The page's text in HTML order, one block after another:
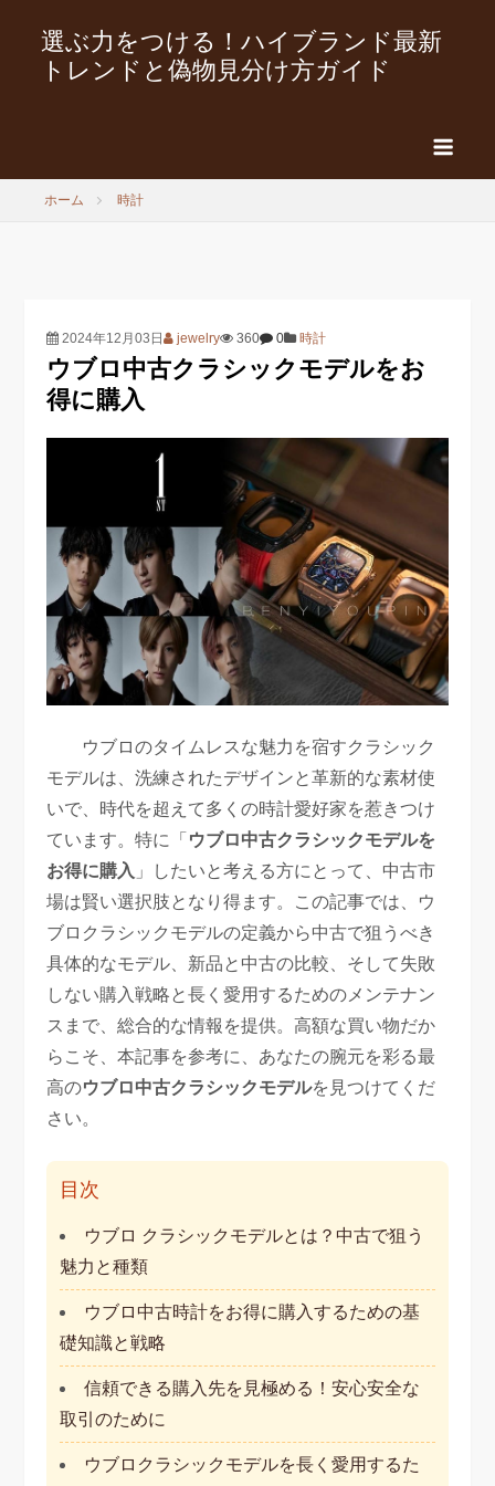
選ぶ力をつける！ハイブランド最新
トレンドと偽物見分け方ガイド
ホーム 時計
2024年12月03日 jewelry 360 0 時計
ウブロ中古クラシックモデルをお
得に購入
ウブロのタイムレスな魅力を宿すクラシック
モデルは、洗練されたデザインと革新的な素材使
いで、時代を超えて多くの時計愛好家を惹きつけ
ています。特に「 ウブロ中古クラシックモデルを
お得に購入 」したいと考える方にとって、中古市
場は賢い選択肢となり得ます。この記事では、ウ
ブロクラシックモデルの定義から中古で狙うべき
具体的なモデル、新品と中古の比較、そして失敗
しない購入戦略と長く愛用するためのメンテナン
スまで、総合的な情報を提供。高額な買い物だか
らこそ、本記事を参考に、あなたの腕元を彩る最
高のウブロ中古クラシックモデルを見つけてくだ
さい。
目次
ウブロ クラシックモデルとは？中古で狙う
魅力と種類
ウブロ中古時計をお得に購入するための基
礎知識と戦略
信頼できる購入先を見極める！安心安全な
取引のために
ウブロクラシックモデルを長く愛用するた